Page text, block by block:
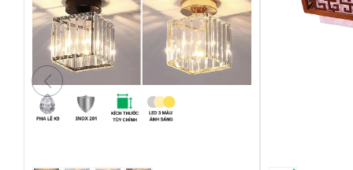
tốt đến tuổi thọ của đèn.
Môi trường sử dụng:Đèn chỉ sử dụng ở môi trường trong
Không lắp đặt đèn ở vị trí ngoài trời, bị nước hắt vào hoặc
Không lắp đèn ở nơi có nhiệt độ cao quá 50 độ C.
Thiết kế vị trí và khoảng cách lắp đèn:
cao trần và yêu cầu về độ sáng